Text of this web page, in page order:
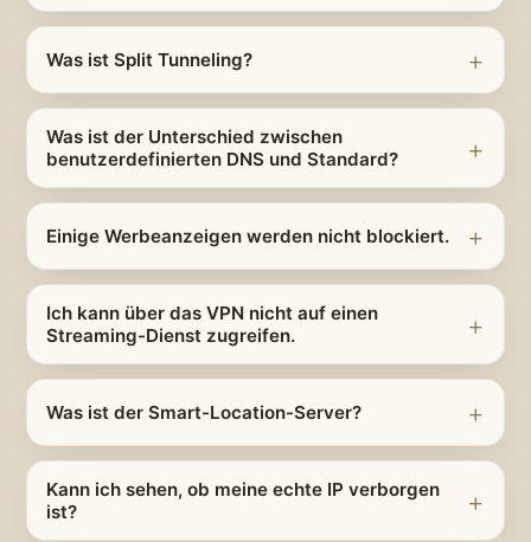
Was ist Split Tunneling?
Was ist der Unterschied zwischen
benutzerdefinierten DNS und Standard?
Einige Werbeanzeigen werden nicht blockiert.
Ich kann über das VPN nicht auf einen
Streaming-Dienst zugreifen.
Was ist der Smart-Location-Server?
Kann ich sehen, ob meine echte IP verborgen
ist?